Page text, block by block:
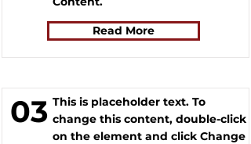
Read More
03 This is placeholder text. To
change this content, double-click
on the element and click Change